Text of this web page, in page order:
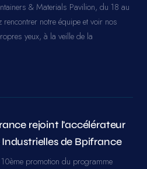
& Materials Pavilion, du 18 au
notre équipe et voir nos
yeux, à la veille de la
rejoint l'accélérateur
de Bpifrance
promotion du programme